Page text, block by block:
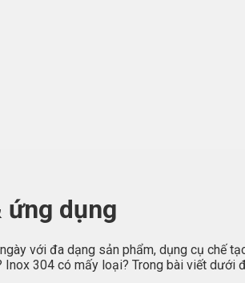
ứng dụng
với đa dạng sản phẩm, dụng cụ chế
Inox 304 có mấy loại? Trong bài viết dưới